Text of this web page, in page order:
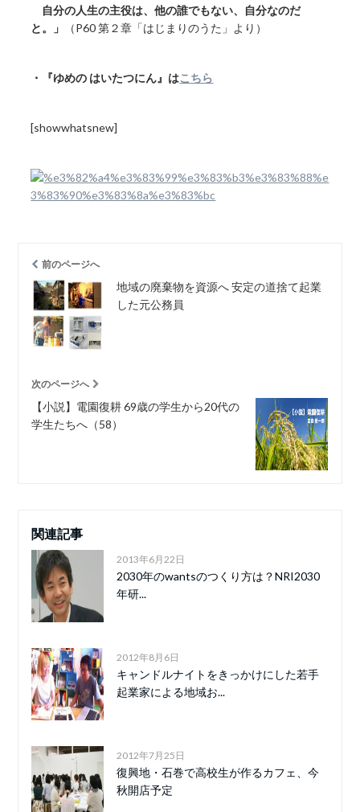
自分の人生の主役は、他の誰でもない、自分なのだ
と。」
（P60 第２章「はじまりのうた」より）
・『ゆめの はいたつにん』はこちら
[showwhatsnew]
前のページへ
地域の廃棄物を資源へ 安定の道捨て起業
した元公務員
次のページへ
【小説】電園復耕 69歳の学生から20代の
学生たちへ（58）
関連記事
2013年6月22日
2030年のwantsのつくり方は？NRI2030
年研...
2012年8月6日
キャンドルナイトをきっかけにした若手
起業家による地域お...
2012年7月25日
復興地・石巻で高校生が作るカフェ、今
秋開店予定